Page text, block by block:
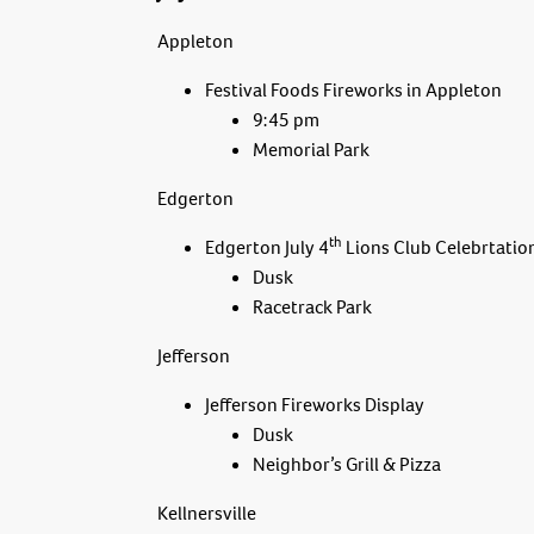
Appleton
Festival Foods Fireworks in Appleton
9:45 pm
Memorial Park
Edgerton
Edgerton July 4th Lions Club
Dusk
Racetrack Park
Jefferson
Jefferson Fireworks Display
Dusk
Neighbor’s Grill & Pizza
Kellnersville